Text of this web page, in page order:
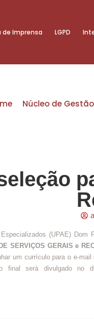
de Imprensa LGPD
Núcleo de
(UPAE) Dom
SERVIÇOS GERAIS e
um currículo para o e-mail
final será divulgado